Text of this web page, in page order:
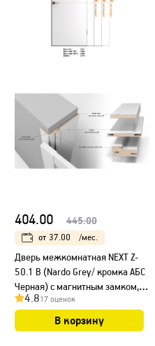
404.00 445.00
от 37.00 /мес.
Дверь межкомнатная NEXT Z-
50.1 B (Nardo Grey/ кромка АБС
Черная) с магнитным замком,
НЕСТАНДАРТ
4.817 оценок
В корзину